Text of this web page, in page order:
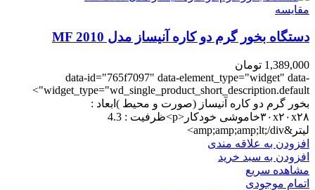
مقایسه
دستگاه بخور گرم دو کاره آنیساز مدل MF 2010
1,389,000 تومان
data-id="765f7097" data-element_type="widget" data-
widget_type="wd_single_product_short_description.default">
بخور گرم دو کاره آنیساز (صورت و محیط )ابعاد :
۳۰x۲۰x۲۸خاموشی خودکار<p>ظرفیت : 4.3
لیتر&amp;amp;amp;lt;/div>
افزودن به علاقه مندی
افزودن به سبد خرید
مشاهده سریع
اتمام موجودی